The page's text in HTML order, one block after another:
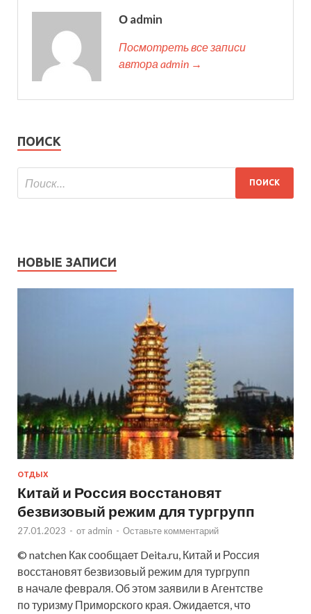
О admin
Посмотреть все записи
автора admin →
ПОИСК
НОВЫЕ ЗАПИСИ
ОТДЫХ
Китай и Россия восстановят
безвизовый режим для тургрупп
27.01.2023 - от admin - Оставьте комментарий
© natchen Как сообщает Deita.ru, Китай и Россия
восстановят безвизовый режим для тургрупп
в начале февраля. Об этом заявили в Агентстве
по туризму Приморского края. Ожидается, что